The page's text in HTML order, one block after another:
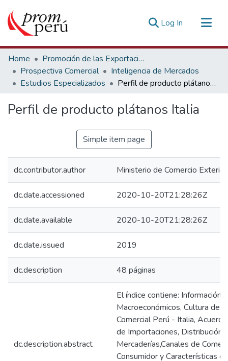
Log In (current)
Communities & Collections
All of DSpace
Statistics
Home
Promoción de las Exportaciones
Prospectiva Comercial
Inteligencia de Mercados
Estudios Especializados
Perfil de producto plátanos Italia
Perfil de producto plátanos Italia
Simple item page
dc.contributor.author Ministerio de Comercio
dc.date.accessioned 2020-10-20T21:28:26Z
dc.date.available 2020-10-20T21:28:26Z
dc.date.issued 2019
dc.description 48 páginas
dc.description.abstract
El índice contiene: Información
Macroeconómicos, Cultura de
Comercial Perú - Italia,
de Importaciones, Distribución
Mercaderías,Canales de
Consumidor y Características